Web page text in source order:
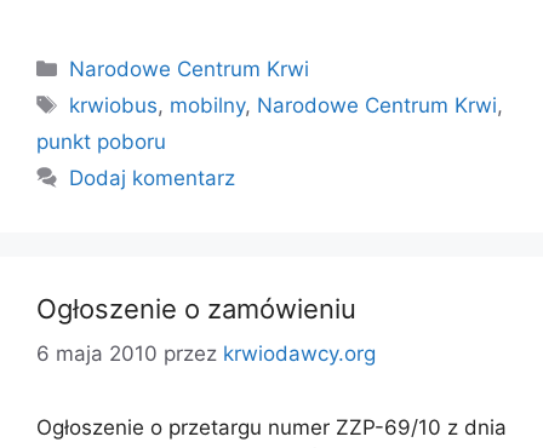
Kategorie
Narodowe Centrum Krwi
Tagi
krwiobus, mobilny, Narodowe Centrum Krwi,
punkt poboru
Dodaj komentarz
Ogłoszenie o zamówieniu
6 maja 2010 przez krwiodawcy.org
Ogłoszenie o przetargu numer ZZP-69/10 z dnia